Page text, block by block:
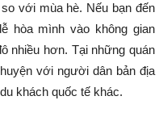
với mùa hè. Nếu bạn đến
hòa mình vào không gian
nhiều hơn. Tại những quán
với người dân bản địa
khách quốc tế khác.